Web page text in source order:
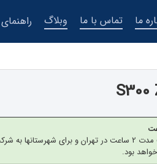
ما تماس با ما وبلاگ
از زمان سفارش این کالا حداکثر ظرف مدت 2 ساعت در
بود.